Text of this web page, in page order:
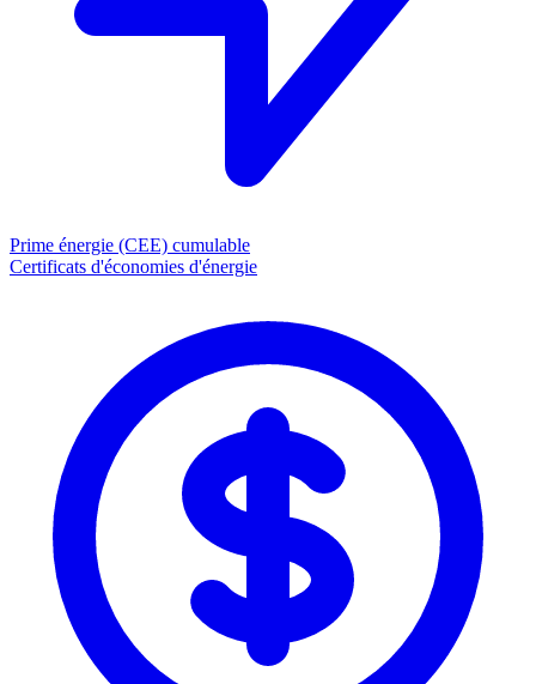
Prime énergie (CEE) cumulable
Certificats d'économies d'énergie